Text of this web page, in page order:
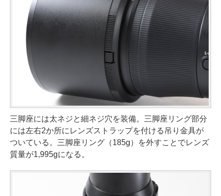
三脚座には太ネジと細ネジ穴を装備。三脚座リング部分
には左右2か所にレンズストラップを付ける吊り金具が
ついている。三脚座リング（185g）を外すことでレンズ
質量が1,995gになる。